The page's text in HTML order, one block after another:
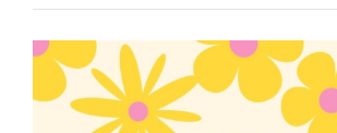
Jak możesz nam pomóc?
Kontakt
Pokaż
większy
obrazek